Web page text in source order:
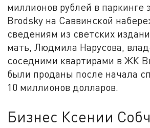
миллионов рублей в паркинге
Brodsky на Саввинской
сведениям из светских
мать, Людмила Нарусова,
соседними квартирами в ЖК
были проданы после начала
10 миллионов долларов.
Бизнес Ксении